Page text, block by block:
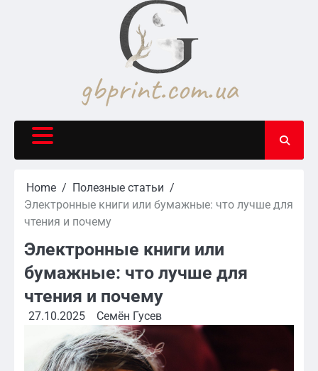
Home
Полезные статьи
Электронные книги или бумажные: что лучше для
чтения и почему
Электронные книги или
бумажные: что лучше для
чтения и почему
27.10.2025 Семён Гусев